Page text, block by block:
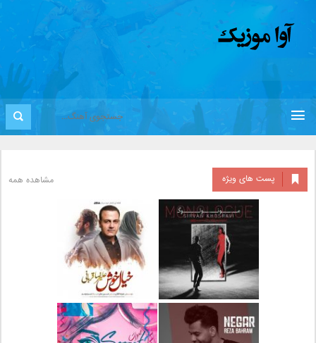
پست های ویژه مشاهده همه
دانلود آلبوم جدید سیروان
خسروی بنام مونولوگ
دانلود آهنگ جدید علیرضا
قربانی بنام خیال خوش